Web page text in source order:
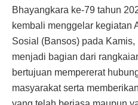
Bhayangkara ke-79 tahun
kembali menggelar kegiatan
Sosial (Bansos) pada
menjadi bagian dari
bertujuan mempererat
masyarakat serta